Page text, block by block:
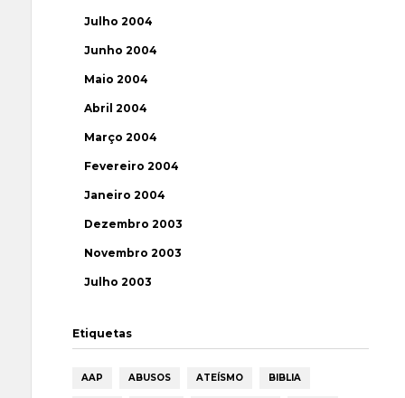
Julho 2004
Junho 2004
Maio 2004
Abril 2004
Março 2004
Fevereiro 2004
Janeiro 2004
Dezembro 2003
Novembro 2003
Julho 2003
Etiquetas
AAP ABUSOS ATEÍSMO BIBLIA